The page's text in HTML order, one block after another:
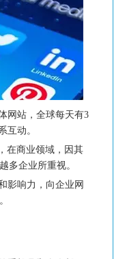
网站，全球每天有3
互动。
在商业领域，因其
多企业所重视。
影响力，向企业网